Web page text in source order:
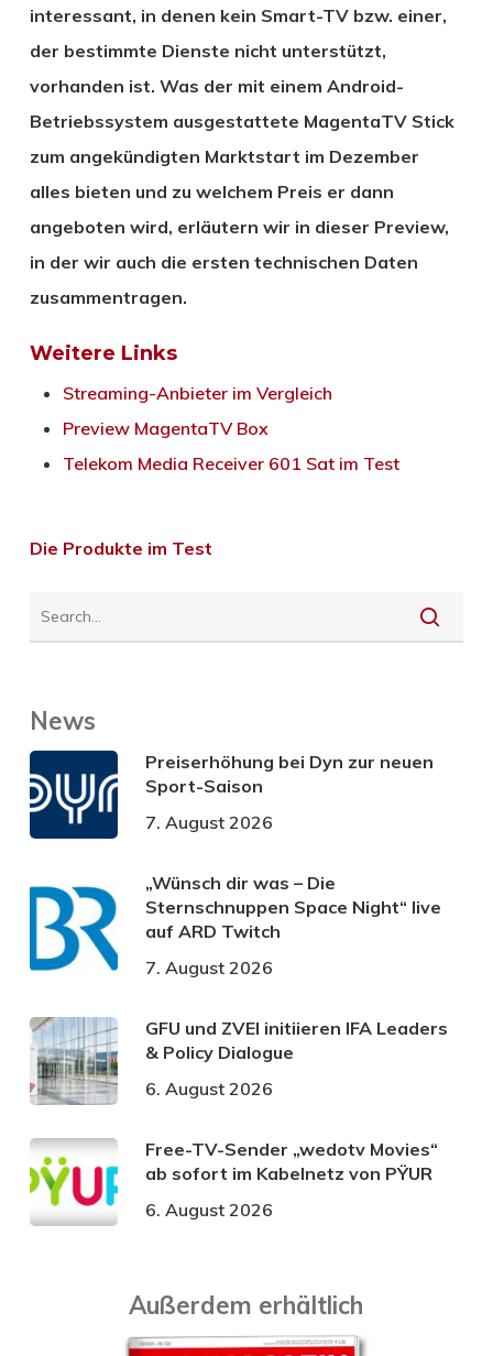
interessant, in denen kein Smart-TV bzw. einer,
der bestimmte Dienste nicht unterstützt,
vorhanden ist. Was der mit einem Android-
Betriebssystem ausgestattete MagentaTV Stick
zum angekündigten Marktstart im Dezember
alles bieten und zu welchem Preis er dann
angeboten wird, erläutern wir in dieser Preview,
in der wir auch die ersten technischen Daten
zusammentragen.
Weitere Links
Streaming-Anbieter im Vergleich
Preview MagentaTV Box
Telekom Media Receiver 601 Sat im Test
Die Produkte im Test
News
Preiserhöhung bei Dyn zur neuen
Sport-Saison
7. August 2026
„Wünsch dir was – Die
Sternschnuppen Space Night“ live
auf ARD Twitch
7. August 2026
GFU und ZVEI initiieren IFA Leaders
& Policy Dialogue
6. August 2026
Free-TV-Sender „wedotv Movies“
ab sofort im Kabelnetz von PŸUR
6. August 2026
Außerdem erhältlich